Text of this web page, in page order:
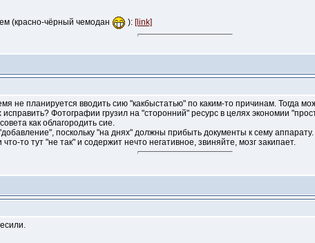
(красно-чёрный чемодан
): [link]
не планируется вводить сию "какбыстатью" по каким-то причинам. Тогда
Фотографии грузил на "сторонний" ресурс в целях экономии
как облагородить сие.
поскольку "на днях" должны прибыть документы к сему аппарату.
то тут "не так" и содержит нечто негативное, звиняйте, мозг закипает.